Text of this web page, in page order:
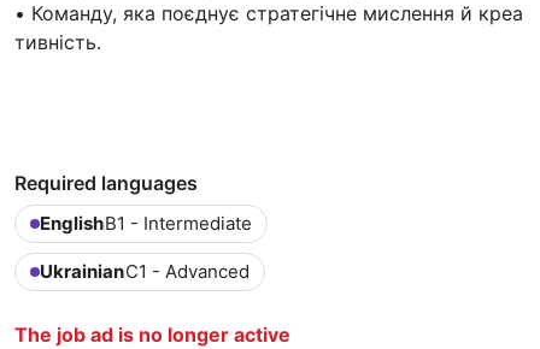
• Команду, яка поєднує стратегічне мислення й креа
тивність.
Required languages
EnglishB1 - Intermediate
UkrainianC1 - Advanced
The job ad is no longer active